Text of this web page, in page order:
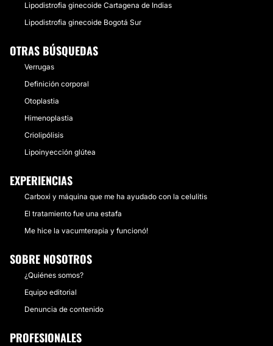
Lipodistrofia ginecoide Cartagena de Indias
Lipodistrofia ginecoide Bogotá Sur
OTRAS BÚSQUEDAS
Verrugas
Definición corporal
Otoplastia
Himenoplastia
Criolipólisis
Lipoinyección glútea
EXPERIENCIAS
Carboxi y máquina que me ha ayudado con la celulitis
El tratamiento fue una estafa
Me hice la vacumterapia y funcionó!
SOBRE NOSOTROS
¿Quiénes somos?
Equipo editorial
Denuncia de contenido
PROFESIONALES